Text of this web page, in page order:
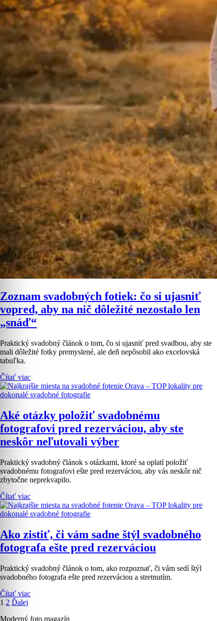
Zoznam svadobných fotiek: čo si ujasniť
vopred, aby na nič dôležité nezostalo len
„snáď“
Praktický svadobný článok o tom, čo si ujasniť pred svadbou, aby ste
mali dôležité fotky premyslené, ale deň nepôsobil ako excelovská
tabuľka.
Čítať viac
Aké otázky položiť svadobnému
fotografovi pred rezerváciou, aby ste
neskôr neľutovali výber
Praktický svadobný článok s otázkami, ktoré sa oplatí položiť
svadobnému fotografovi ešte pred rezerváciou, aby vás neskôr nič
zbytočne neprekvapilo.
Čítať viac
Ako zistiť, či vám sadne štýl svadobného
fotografa ešte pred rezerváciou
Praktický svadobný článok o tom, ako rozpoznať, či vám sedí štýl
svadobného fotografa ešte pred rezerváciou a stretnutím.
Čítať viac
Stránka
1 Stránka
2 Ďalej
Moderný foto magazín